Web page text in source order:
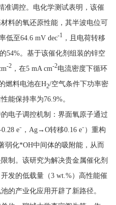
准调控。电化学测试表明，该催
料的氧还原性能，其半波电位可
低至64.6 mV dec-1 ，且电荷转移
54%。基于该催化剂组装的锌空
-2 ，在5 mA cm-2电流密度下循环
燃料电池在H2/空气条件下功率密
能保持率为76.9%。
子调控机制：界面氧原子通过
e⁻，Ag→O转移0.16 e⁻）重构
弱化*OH中间体的吸附能，从而
制。该研究为解决贵金属催化剂
发的低载量（3 wt.%）高性能催
的产业化应用开辟了新路径。